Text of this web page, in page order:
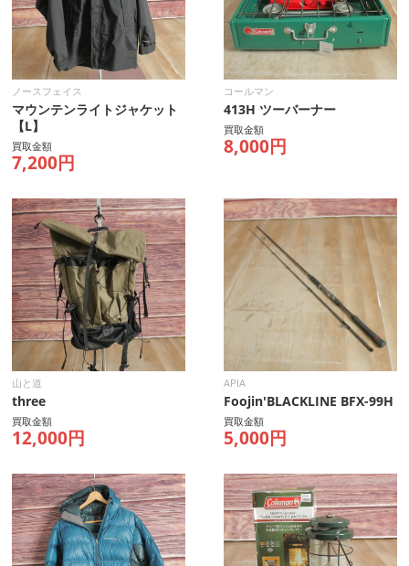
ノースフェイス
マウンテンライトジャケット
【L】
買取金額
7,200円
コールマン
413H ツーバーナー
買取金額
8,000円
山と道
three
買取金額
12,000円
APIA
Foojin'BLACKLINE BFX-99H
買取金額
5,000円